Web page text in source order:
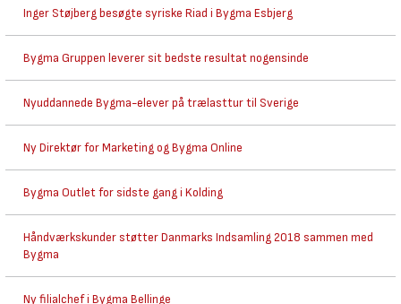
Inger Støjberg besøgte syriske Riad i Bygma Esbjerg
Bygma Gruppen leverer sit bedste resultat nogensinde
Nyuddannede Bygma-elever på trælasttur til Sverige
Ny Direktør for Marketing og Bygma Online
Bygma Outlet for sidste gang i Kolding
Håndværkskunder støtter Danmarks Indsamling 2018 sammen med
Bygma
Ny filialchef i Bygma Bellinge